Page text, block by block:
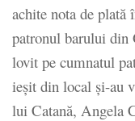
achite nota de plată
patronul barului din
lovit pe cumnatul
ieşit din local şi-au
lui Catană, Angela